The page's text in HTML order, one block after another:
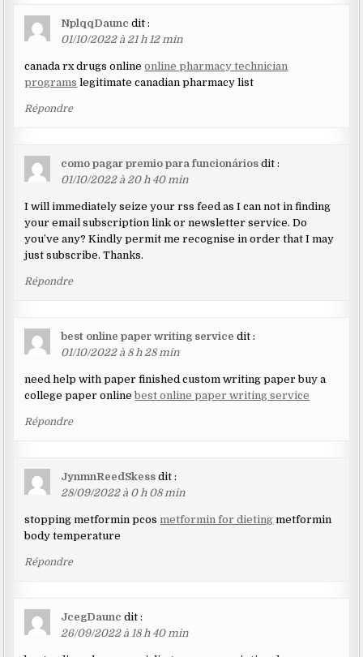
NplqqDaunc dit :
01/10/2022 à 21 h 12 min
canada rx drugs onlineonline pharmacy technician
programs legitimate canadian pharmacy list
Répondre
como pagar premio para funcionários dit :
01/10/2022 à 20 h 40 min
I will immediately seize your rss feed as I can not in finding
your email subscription link or newsletter service. Do
you’ve any? Kindly permit me recognise in order that I may
just subscribe. Thanks.
Répondre
best online paper writing service dit :
01/10/2022 à 8 h 28 min
need help with paper finished custom writing paper buy a
college paper onlinebest online paper writing service
Répondre
JynmnReedSkess dit :
28/09/2022 à 0 h 08 min
stopping metformin pcos metformin for dieting metformin
body temperature
Répondre
JcegDaunc dit :
26/09/2022 à 18 h 40 min